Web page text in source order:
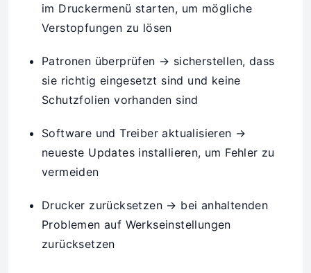
im Druckermenü starten, um mögliche
Verstopfungen zu lösen
Patronen überprüfen → sicherstellen, dass
sie richtig eingesetzt sind und keine
Schutzfolien vorhanden sind
Software und Treiber aktualisieren →
neueste Updates installieren, um Fehler zu
vermeiden
Drucker zurücksetzen → bei anhaltenden
Problemen auf Werkseinstellungen
zurücksetzen